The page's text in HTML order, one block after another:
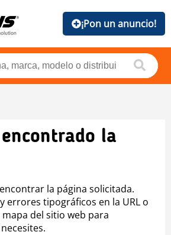
¡Pon un anuncio!
la
la página solicitada.
errores tipográficos en la URL o
del sitio web para